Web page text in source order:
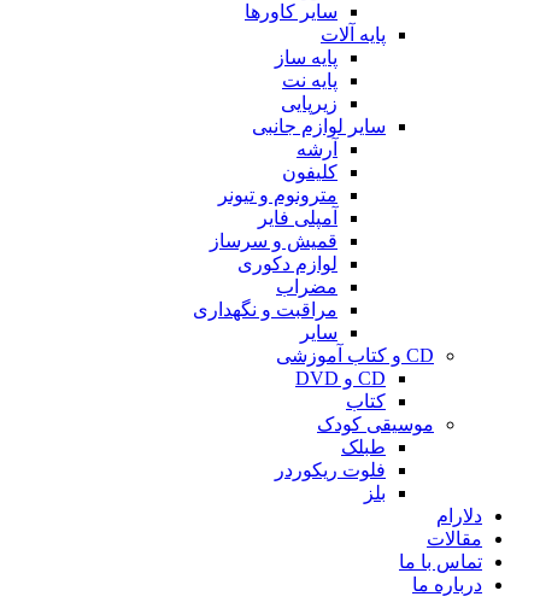
سایر کاورها
پایه آلات
پایه ساز
پایه نت
زیرپایی
سایر لوازم جانبی
آرشه
کلیفون
مترونوم و تیونر
آمپلی فایر
قمیش و سرساز
لوازم دکوری
مضراب
مراقبت و نگهداری
سایر
CD و کتاب آموزشی
CD و DVD
کتاب
موسیقی کودک
طبلک
فلوت ریکوردر
بلز
دلارام
مقالات
تماس با ما
درباره ما